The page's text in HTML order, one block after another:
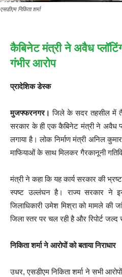
एसडीएम निकिता शर्मा
कैबिनेट मंत्री ने अवैध
गंभीर आरोप
प्रादेशिक डेस्क
मुजफ्फरनगर। जिले के सदर तहसील में
सरकार के ही एक कैबिनेट मंत्री ने अवैध
लगाया है। लोक निर्माण मंत्री अनिल
माफियाओं के साथ मिलकर गैरकानूनी
मंत्री ने कहा कि यह कार्य सरकार की
स्पष्ट उल्लंघन है। राज्य सरकार ने
जिलाधिकारी उमेश मिश्रा को मामले की
जिला स्तर पर चल रही है और रिपोर्ट जल्द
निकिता शर्मा ने आरोपों को बताया निराधार
उधर, एसडीएम निकिता शर्मा ने सभी